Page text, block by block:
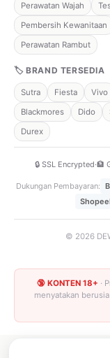
Perawatan Wajah
Pembersih Kewanitaan
Perawatan Rambut
🏷 BRAND TERSEDIA
Sutra Fiesta Vivo
Blackmores
Dido
Durex
🔒 SSL Encrypted·🏦
Dukungan Pembayaran:
© 2026
🔞 KONTEN 18+ ·
menyatakan